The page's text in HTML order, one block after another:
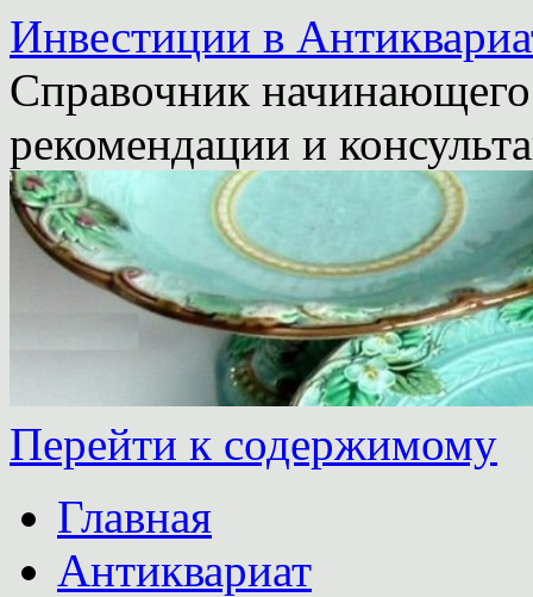
Инвестиции в
Справочник
рекомендации и
Перейти к содержимому
Главная
Антиквариат